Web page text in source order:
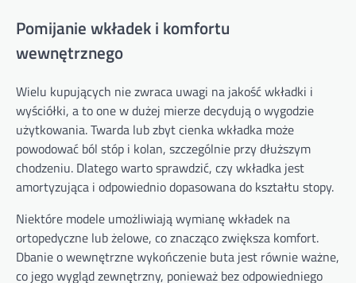
Pomijanie wkładek i komfortu
wewnętrznego
Wielu kupujących nie zwraca uwagi na jakość wkładki i
wyściółki, a to one w dużej mierze decydują o wygodzie
użytkowania. Twarda lub zbyt cienka wkładka może
powodować ból stóp i kolan, szczególnie przy dłuższym
chodzeniu. Dlatego warto sprawdzić, czy wkładka jest
amortyzująca i odpowiednio dopasowana do kształtu stopy.
Niektóre modele umożliwiają wymianę wkładek na
ortopedyczne lub żelowe, co znacząco zwiększa komfort.
Dbanie o wewnętrzne wykończenie buta jest równie ważne,
co jego wygląd zewnętrzny, ponieważ bez odpowiedniego